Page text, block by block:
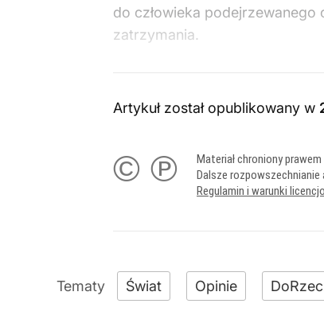
do człowieka
zatrzymania.
Artykuł został opublikowany w
© ℗
Materiał chroniony
Dalsze rozpowszechnianie
Regulamin i warunki
Świat Opinie